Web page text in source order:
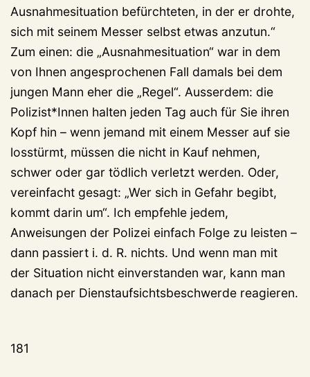
Ausnahmesituation befürchteten, in der er drohte,
sich mit seinem Messer selbst etwas anzutun.“
Zum einen: die „Ausnahmesituation“ war in dem
von Ihnen angesprochenen Fall damals bei dem
jungen Mann eher die „Regel“. Ausserdem: die
Polizist*Innen halten jeden Tag auch für Sie ihren
Kopf hin – wenn jemand mit einem Messer auf sie
losstürmt, müssen die nicht in Kauf nehmen,
schwer oder gar tödlich verletzt werden. Oder,
vereinfacht gesagt: „Wer sich in Gefahr begibt,
kommt darin um“. Ich empfehle jedem,
Anweisungen der Polizei einfach Folge zu leisten –
dann passiert i. d. R. nichts. Und wenn man mit
der Situation nicht einverstanden war, kann man
danach per Dienstaufsichtsbeschwerde reagieren.
181